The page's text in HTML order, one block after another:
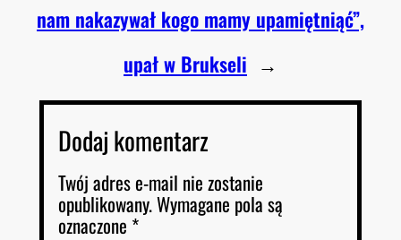
nam nakazywał kogo mamy upamiętniąć”,
upał w Brukseli →
Dodaj komentarz
Twój adres e-mail nie zostanie
opublikowany.Wymagane pola są
oznaczone *